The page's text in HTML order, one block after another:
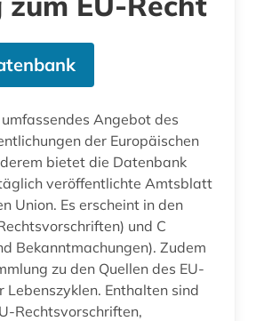
Angebot des
der Europäischen
bietet die Datenbank
veröffentlichte Amtsblatt
Union. Es erscheint in den
und C
Bekanntmachungen). Zudem
zu den Quellen des EU-
Lebenszyklen. Enthalten sind
Rechtsvorschriften,